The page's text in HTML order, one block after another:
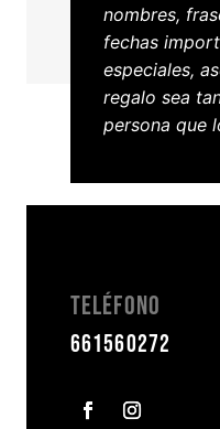
nombres,
fechas
especiales,
regalo sea
persona que
teléfono
661560272